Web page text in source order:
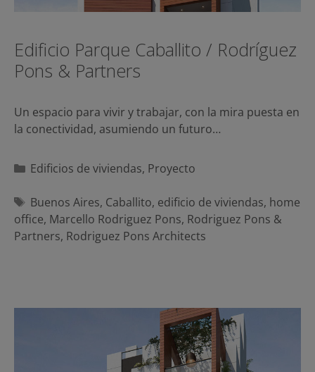
Edificio Parque Caballito / Rodríguez
Pons & Partners
Un espacio para vivir y trabajar, con la mira puesta en
la conectividad, asumiendo un futuro…
Categorías
Edificios de viviendas, Proyecto
Etiquetas
Buenos Aires, Caballito, edificio de viviendas, home
office, Marcello Rodriguez Pons, Rodriguez Pons &
Partners, Rodriguez Pons Architects